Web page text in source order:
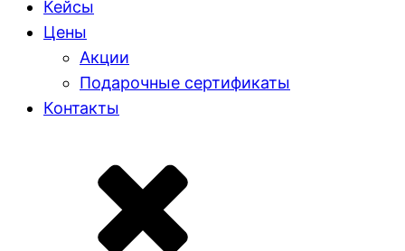
Кейсы
Цены
Акции
Подарочные сертификаты
Контакты